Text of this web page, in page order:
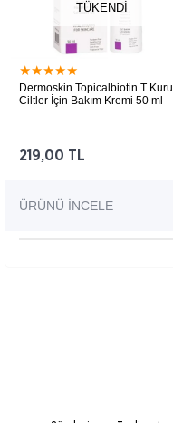
TÜKENDI
★★★★★
Dermoskin Topicalbiotin T Kuru
Ciltler İçin Bakım Kremi 50 ml
219,00 TL
ÜRÜNÜ İNCELE